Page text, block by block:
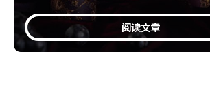
阅读文章